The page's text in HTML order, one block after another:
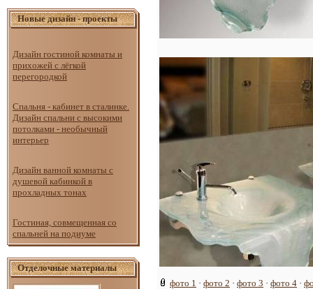
Новые дизайн - проекты
Дизайн гостиной комнаты и
прихожей с лёгкой
перегородкой
Спальня - кабинет в сталинке.
Дизайн спальни с высокими
потолками - необычный
интерьер
Дизайн ванной комнаты с
душевой кабинкой в
прохладных тонах
Гостиная, совмещенная со
спальней на подиуме
Отделочные материалы
фото 1 · фото 2 · фото 3 · фото 4 ·